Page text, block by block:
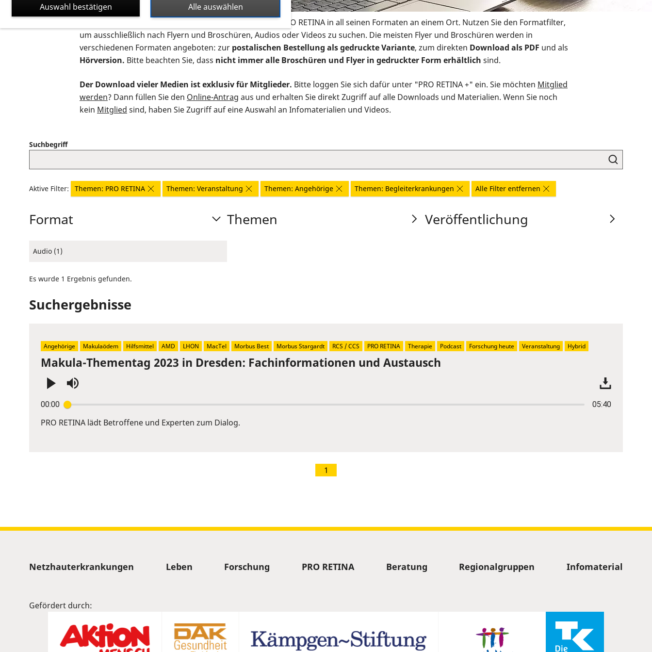
Auf dieser Seite finden Sie sämtliches Infomaterial der PRO RETINA in all seinen Formaten an einem Ort. Nutzen Sie den Formatfilter,
um ausschließlich nach Flyern und Broschüren, Audios oder Videos zu suchen. Die meisten Flyer und Broschüren werden in
verschiedenen Formaten angeboten: zur postalischen Bestellung als gedruckte Variante, zum direkten Download als PDF und als
Hörversion. Bitte beachten Sie, dass nicht immer alle Broschüren und Flyer in gedruckter Form erhältlich sind.
Der Download vieler Medien ist exklusiv für Mitglieder. Bitte loggen Sie sich dafür unter "PRO RETINA +" ein. Sie möchten Mitglied
werden? Dann füllen Sie den Online-Antrag aus und erhalten Sie direkt Zugriff auf alle Downloads und Materialien. Wenn Sie noch
kein Mitglied sind, haben Sie Zugriff auf eine Auswahl an Infomaterialien und Videos.
Suchbegriff
Aktive Filter: Themen: PRO RETINA Themen: Veranstaltung Themen: Angehörige Themen: Begleiterkrankungen Alle Filter entfernen
Format
Audio (1)
Themen Veröffentlichung
Es wurde 1 Ergebnis gefunden.
Suchergebnisse
Makula-Thementag 2023 in Dresden: Fachinformationen und Austausch
00:00 05:40
Enter
or
PRO RETINA lädt Betroffene und Experten zum Dialog.
Angehörige Makulaödem Hilfsmittel AMD LHON MacTel Morbus Best Morbus Stargardt RCS / CCS PRO RETINA Therapie Podcast Forschung heute Veranstaltung Hybrid
1
Sitemap
Netzhauterkrankungen Leben Forschung PRO RETINA Beratung Regionalgruppen Infomaterial
Gefördert durch:
Alle auswählen
Auswahl bestätigen